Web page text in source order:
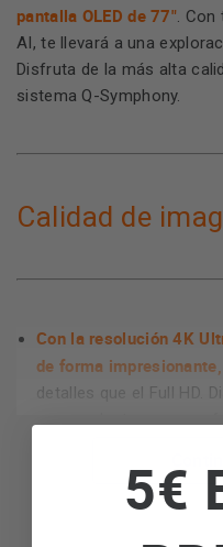
pantalla OLED de 77". Con
AI, te llevará a una
Disfruta de la más alta
sistema Q-Symphony.
Calidad de
Con la resolución 4K
de forma impresionante,
detalles que el Full HD.
luz en la habitación.
Gracias a la tecnología
5€